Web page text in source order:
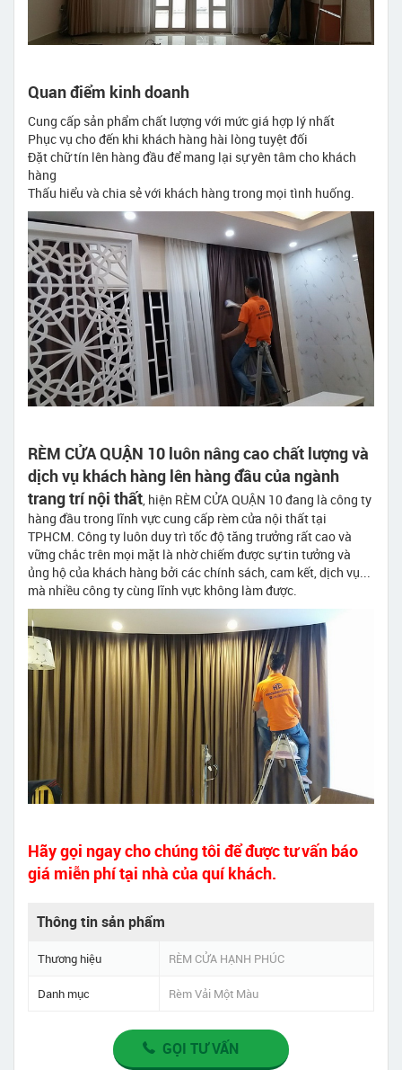
Quan điểm kinh doanh
Cung cấp sản phẩm chất lượng với mức giá hợp lý nhất
Phục vụ cho đến khi khách hàng hài lòng tuyệt đối
Đặt chữ tín lên hàng đầu để mang lại sự yên tâm cho khách
hàng
Thấu hiểu và chia sẻ với khách hàng trong mọi tình huống.
RÈM CỬA QUẬN 10 luôn nâng cao chất lượng và
dịch vụ khách hàng lên hàng đầu của ngành
trang trí nội thất, hiện RÈM CỬA QUẬN 10 đang là công ty
hàng đầu trong lĩnh vực cung cấp rèm cửa nội thất tại
TPHCM. Công ty luôn duy trì tốc độ tăng trưởng rất cao và
vững chắc trên mọi mặt là nhờ chiếm được sự tin tưởng và
ủng hộ của khách hàng bởi các chính sách, cam kết, dịch vụ...
mà nhiều công ty cùng lĩnh vực không làm được.
Hãy gọi ngay cho chúng tôi để được tư vấn báo
giá miễn phí tại nhà của quí khách.
Thông tin sản phẩm
Thương hiệu RÈM CỬA HẠNH PHÚC
Danh mục Rèm Vải Một Màu
GỌI TƯ VẤN